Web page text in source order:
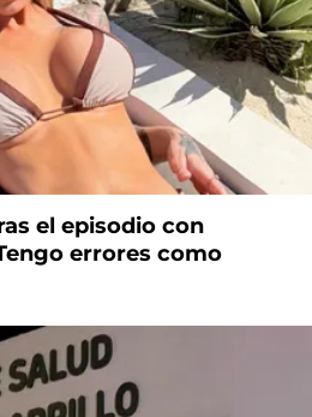
el episodio con
errores como